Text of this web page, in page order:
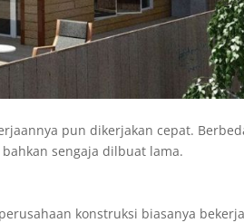
pun dikerjakan cepat.
sengaja dilbuat lama.
konstruksi biasanya